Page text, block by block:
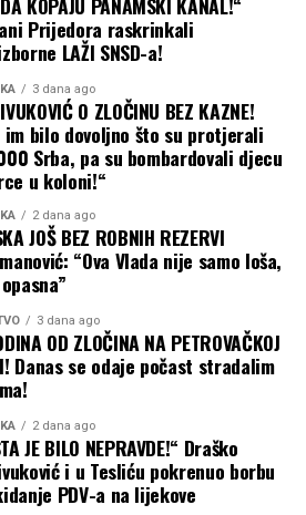
van nadležnosti preduzeća
nabavkama i pranje novca kroz
pijeska od strane privatne firme.
u svrhu predizborne
u korist SNSD-a.
ne smiju plaćati račune
Pravosudni organi su na
veći priliv
stranih
nova radna
i još bolje
koji ovdje
stvaraju. Grad
toga pružio
imati
svojim
pruži još više“,
za zajedništvo
Prijedora raskrinkali
LAŽI SNSD-a!
3 dana ago
O ZLOČINU BEZ KAZNE!
im bilo dovoljno što su protjerali
Srba, pa su bombardovali djecu
u koloni!“
2 dana ago
JOŠ BEZ ROBNIH REZERVI
“Ova Vlada nije samo loša,
3 dana ago
OD ZLOČINA NA PETROVAČKOJ
Danas se odaje počast stradalim
2 dana ago
JE BILO NEPRAVDE!“ Draško
i u Tesliću pokrenuo borbu
PDV-a na lijekove